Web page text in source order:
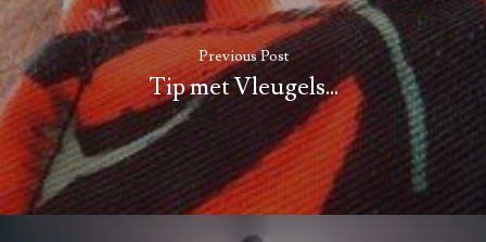
Previous Post
Tip met Vleugels...